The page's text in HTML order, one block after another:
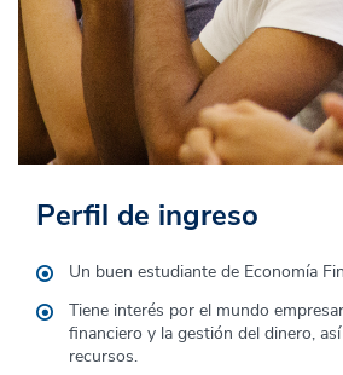
Perfil de ingreso
Un buen estudiante de Economía
Tiene interés por el mundo
financiero y la gestión del dinero,
recursos.
Perfil de egreso
El egresado de la carrera de Economía
caracterizado como un profesional:
Con una sólida formación en teoría